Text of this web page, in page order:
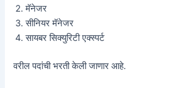
मॅनेजर
सीनियर मॅनेजर
सायबर सिक्युरिटी एक्स्पर्ट
वरील पदांची भरती केली जाणार आहे.